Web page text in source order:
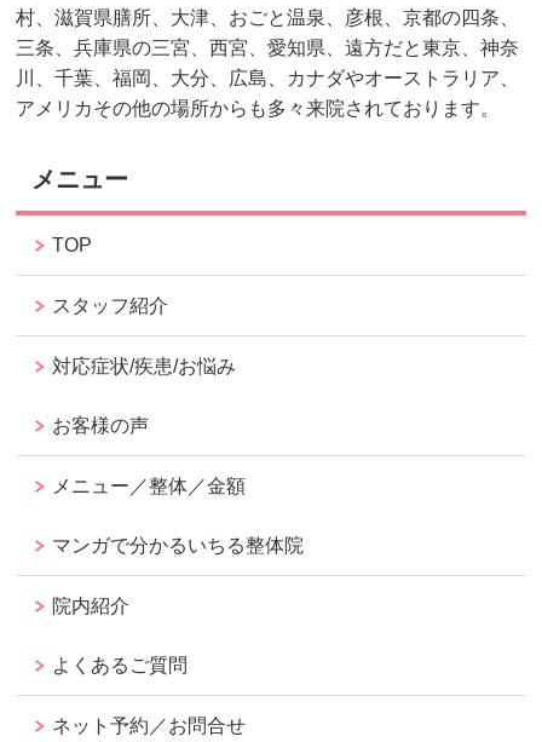
村、滋賀県膳所、大津、おごと温泉、彦根、京都の四条、
三条、兵庫県の三宮、西宮、愛知県、遠方だと東京、神奈
川、千葉、福岡、大分、広島、カナダやオーストラリア、
アメリカその他の場所からも多々来院されております。
メニュー
TOP
スタッフ紹介
対応症状/疾患/お悩み
お客様の声
メニュー／整体／金額
マンガで分かるいちる整体院
院内紹介
よくあるご質問
ネット予約／お問合せ